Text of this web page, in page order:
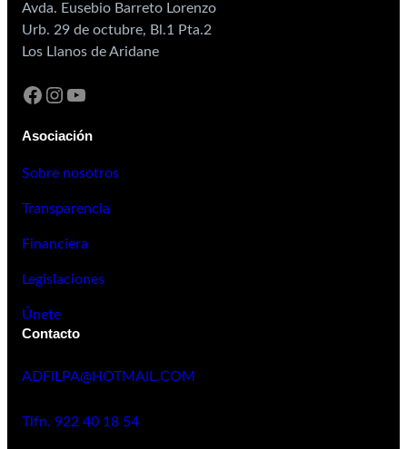
Avda. Eusebio Barreto Lorenzo
Urb. 29 de octubre, Bl.1 Pta.2
Los Llanos de Aridane
Asociación
Sobre nosotros
Transparencia
Financiera
Legislaciones
Únete
Contacto
ADFILPA@HOTMAIL.COM
Tlfn. 922 40 18 54